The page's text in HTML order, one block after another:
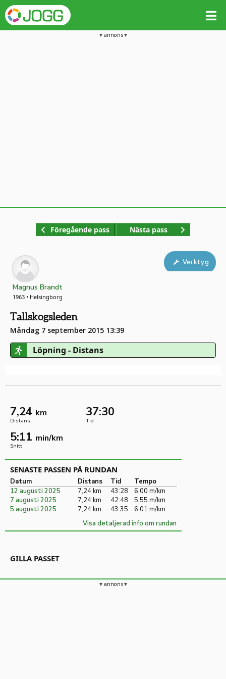
annons
Föregående pass Nästa pass
Magnus Brandt
1963 • Helsingborg
Tallskogsleden
Måndag 7 september 2015 13:39
Löpning - Distans
Verktyg
7,24 km
Distans
37:30
Tid
5:11 min/km
Snitt
SENASTE PASSEN PÅ RUNDAN
Datum Distans Tid
Tempo
12 augusti 2025
7,24 km 43:28
6:00 m/km
7 augusti 2025
7,24 km 42:48
5:55 m/km
5 augusti 2025
7,24 km 43:35
6:01 m/km
Visa detaljerad info om rundan
GILLA PASSET
annons